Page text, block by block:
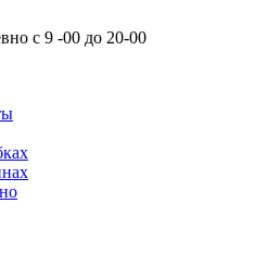
с 9 -00 до 20-00